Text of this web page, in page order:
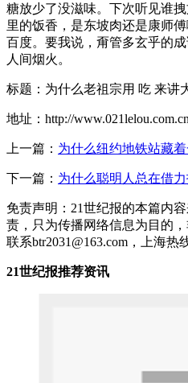
糖放少了没滋味。下次听见谁
里的饭香，是东坡肉还是康师
百度。要我说，甭管多玄乎的
人间烟火。
标题：为什么老祖宗用 吃 来讲
地址：http://
上一篇： 为什么纽约地铁站藏
下一篇： 为什么聪明人总在借力
免责声明：21世纪报的本篇内
责，只为传播网络信息为目的
联系btr2031@163.com，上海热
21世纪报推荐资讯